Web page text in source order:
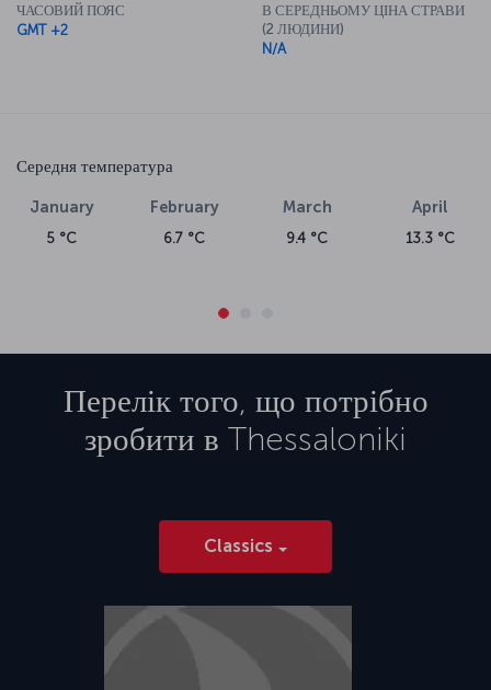
ЧАСОВИЙ ПОЯС
GMT +2
В СЕРЕДНЬОМУ ЦІНА СТРАВИ
(2 ЛЮДИНИ)
N/A
Середня температура
January
5 °C
February
6.7 °C
March
9.4 °C
April
13.3 °C
Перелік того, що потрібно
зробити в Thessaloniki
Classics